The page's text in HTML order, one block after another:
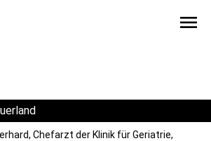
menu
Chefarzt der Klinik für Geriatrie,